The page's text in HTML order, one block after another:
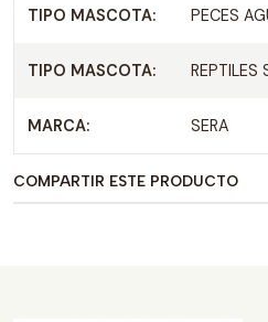
TIPO MASCOTA: PECES
TIPO MASCOTA: REPTILES
MARCA: SERA
COMPARTIR ESTE PRODUCTO